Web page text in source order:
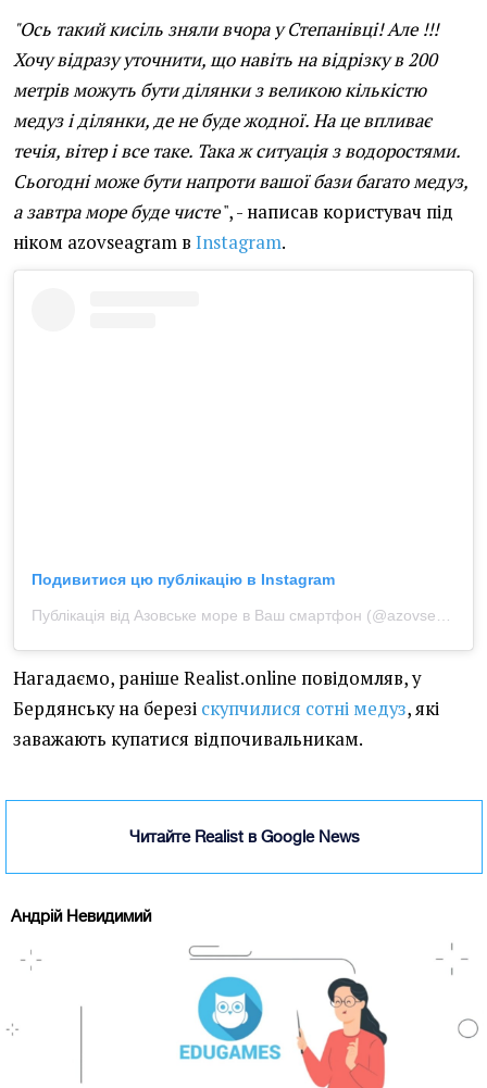
"Ось такий кисіль зняли вчора у Степанівці! Але !!!
Хочу відразу уточнити, що навіть на відрізку в 200
метрів можуть бути ділянки з великою кількістю
медуз і ділянки, де не буде жодної. На це впливає
течія, вітер і все таке. Така ж ситуація з водоростями.
Сьогодні може бути напроти вашої бази багато медуз,
а завтра море буде чисте", - написав користувач під
ніком azovseagram в Instagram.
Подивитися цю публікацію в Instagram
Нагадаємо, раніше Realist.online повідомляв, у
Бердянську на березі скупчилися сотні медуз, які
заважають купатися відпочивальникам.
Читайте Realist в Google News
Андрій Невидимий